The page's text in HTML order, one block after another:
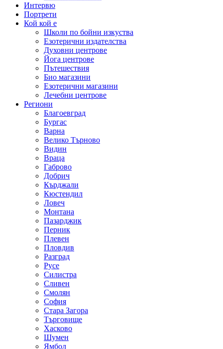
Интервю
Портрети
Кой кой е
Школи по бойни изкуства
Езотерични издателства
Духовни центрове
Йога центрове
Пътешествия
Био магазини
Езотерични магазини
Лечебни центрове
Региони
Благоевград
Бургас
Варна
Велико Търново
Видин
Враца
Габрово
Добрич
Кърджали
Кюстендил
Ловеч
Монтана
Пазарджик
Перник
Плевен
Пловдив
Разград
Русе
Силистра
Сливен
Смолян
София
Стара Загора
Търговище
Хасково
Шумен
Ямбол